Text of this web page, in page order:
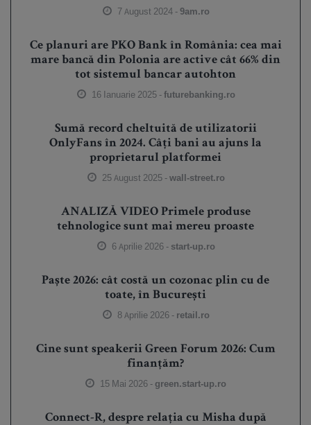
7 August 2024 -9am.ro
Ce planuri are PKO Bank în România: cea mai
mare bancă din Polonia are active cât 66% din
tot sistemul bancar autohton
16 Ianuarie 2025 -futurebanking.ro
Sumă record cheltuită de utilizatorii
OnlyFans în 2024. Câți bani au ajuns la
proprietarul platformei
25 August 2025 -wall-street.ro
ANALIZĂ VIDEO Primele produse
tehnologice sunt mai mereu proaste
6 Aprilie 2026 - start-up.ro
Paște 2026: cât costă un cozonac plin cu de
toate, în București
8 Aprilie 2026 - retail.ro
Cine sunt speakerii Green Forum 2026: Cum
finanțăm?
15 Mai 2026 - green.start-up.ro
Connect-R, despre relația cu Misha după